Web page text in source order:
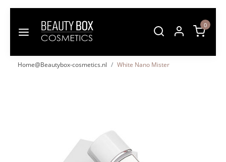
0
Home@Beautybox-cosmetics.nl White Nano Mister